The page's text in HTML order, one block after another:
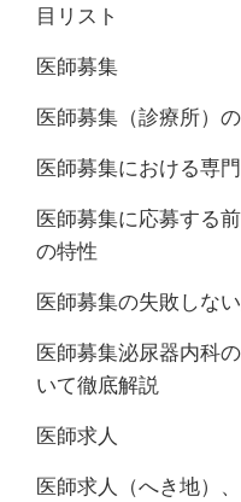
目リスト
医師募集
医師募集（診療所）
医師募集における専
医師募集に応募する
の特性
医師募集の失敗しな
医師募集泌尿器内科
いて徹底解説
医師求人
医師求人（へき地）